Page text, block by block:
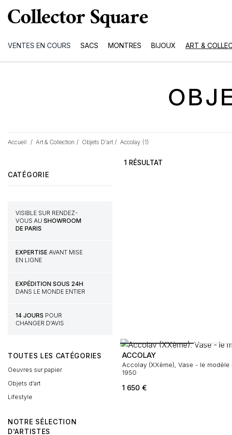
VENTES EN COURS SACS MONTRES BIJOUX ART &
Accueil / Art & Collection / Objets D'art / Accolay (1)
1 RÉSULTAT
CATÉGORIE
VISIBLE SUR RENDEZ-
VOUS AU SHOWROOM
DE PARIS
EXPERTISE AVANT MISE
EN LIGNE
EXPÉDITION SOUS 24H
DANS LE MONDE ENTIER
14 JOURS POUR
CHANGER D'AVIS
TOUTES LES CATÉGORIES
Oeuvres sur papier
Objets d'art
Lifestyle
NOTRE SÉLECTION
D'ARTISTES
ACCOLAY
Accolay (XXème), Vase - le modèle
1950
1 650 €